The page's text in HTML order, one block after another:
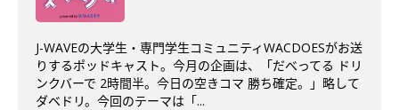
J-WAVEの大学生・専門学生コミュニティWACDOESがお送
りするポッドキャスト。今月の企画は、「だべってる ドリ
ンクバーで 2時間半。今日の空きコマ 勝ち確定。」略して
ダベドリ。今回のテーマは「...